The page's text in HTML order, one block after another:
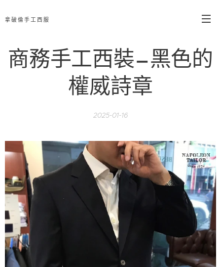
拿破倫手工西服
商務手工西裝—黑色的
權威詩章
2025-01-16